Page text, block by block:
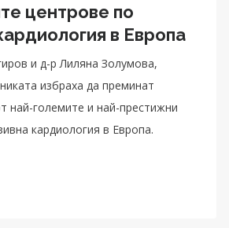
центрове по
в Европа
и д-р Лиляна Золумова,
избраха да преминат
най-големите и най-престижни
кардиология в Европа.